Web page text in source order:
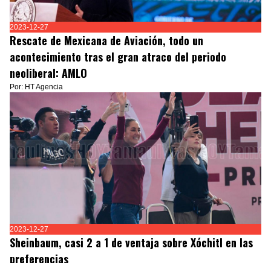
2023-12-27
Rescate de Mexicana de Aviación, todo un
acontecimiento tras el gran atraco del periodo
neoliberal: AMLO
Por: HT Agencia
2023-12-27
Sheinbaum, casi 2 a 1 de ventaja sobre Xóchitl en las
preferencias